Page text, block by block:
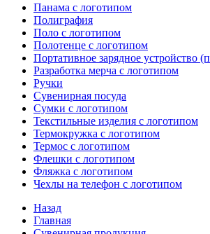
Панама с логотипом
Полиграфия
Поло с логотипом
Полотенце с логотипом
Портативное зарядное устройство
Разработка мерча с логотипом
Ручки
Сувенирная посуда
Сумки с логотипом
Текстильные изделия с логотипом
Термокружка с логотипом
Термос с логотипом
Флешки с логотипом
Фляжка с логотипом
Чехлы на телефон с логотипом
Назад
Главная